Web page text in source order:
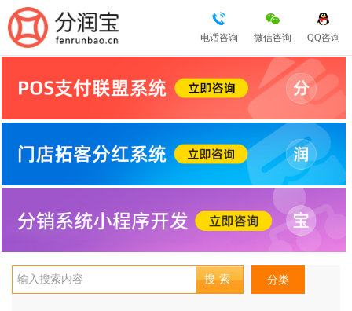
QQ咨询
微信咨询
电话咨询
分类